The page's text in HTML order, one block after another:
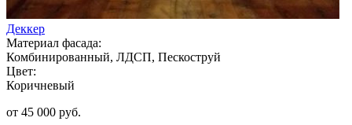
Деккер
Материал фасада:
Комбинированный, ЛДСП, Пескоструй
Цвет:
Коричневый
от 45 000 руб.